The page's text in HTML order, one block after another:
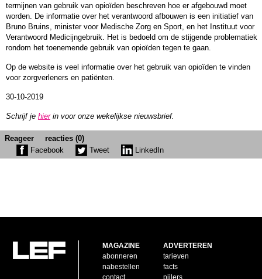
termijnen van gebruik van opioïden beschreven hoe er afgebouwd moet
worden. De informatie over het verantwoord afbouwen is een initiatief van
Bruno Bruins, minister voor Medische Zorg en Sport, en het Instituut voor
Verantwoord Medicijngebruik. Het is bedoeld om de stijgende problematiek
rondom het toenemende gebruik van opioïden tegen te gaan.
Op de website is veel informatie over het gebruik van opioïden te vinden
voor zorgverleners en patiënten.
30-10-2019
Schrijf je hierin voor onze wekelijkse nieuwsbrief.
Reageer
reacties (0)
Facebook
Tweet LinkedIn
MAGAZINE
abonneren
nabestellen
contact
ADVERTEREN
tarieven
facts
pijlers